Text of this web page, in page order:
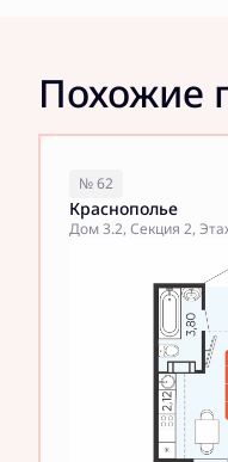
Похожие
№ 62
Краснополье
Дом 3.2, Секция 2,